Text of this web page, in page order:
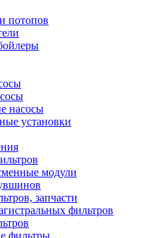
потопов
насосы
установки
модули
запчасти
фильтров
фильтры